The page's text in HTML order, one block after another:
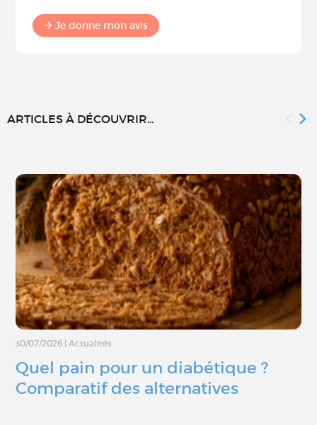
Je donne mon avis
ARTICLES À DÉCOUVRIR...
30/07/2026 Actualités
Quel pain pour un diabétique ?
Comparatif des alternatives